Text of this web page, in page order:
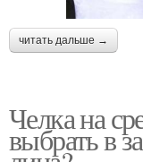
читать дальше →
Челка на
выбрать в